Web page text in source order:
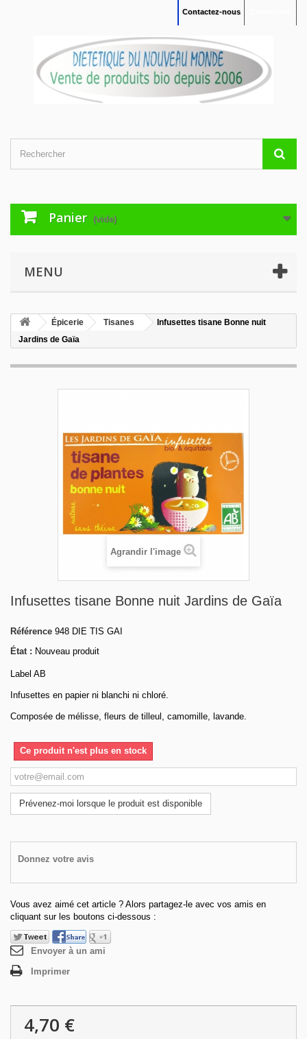
Contactez-nous
Panier (vide)
MENU
Épicerie Tisanes
Infusettes tisane Bonne nuit
Jardins de Gaïa
Agrandir l'image
Infusettes tisane Bonne nuit Jardins de Gaïa
Référence 948 DIE TIS GAI
État : Nouveau produit
Label AB
Infusettes en papier ni blanchi ni chloré.
Composée de mélisse, fleurs de tilleul, camomille, lavande.
Ce produit n'est plus en stock
Prévenez-moi lorsque le produit est disponible
Donnez votre avis
Vous avez aimé cet article ? Alors partagez-le avec vos amis en
cliquant sur les boutons ci-dessous :
Envoyer à un ami
Imprimer
4,70 €